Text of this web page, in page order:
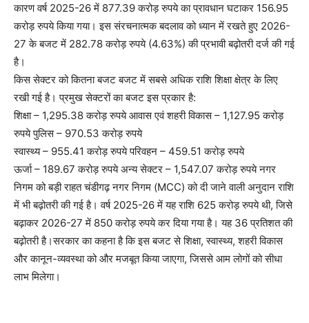
कारण वर्ष 2025-26 में 877.39 करोड़ रुपये का प्रावधान घटाकर 156.95
करोड़ रुपये किया गया। इस संरचनात्मक बदलाव को ध्यान में रखते हुए 2026-
27 के बजट में 282.78 करोड़ रुपये (4.63%) की प्रभावी बढ़ोतरी दर्ज की गई
है।
किस सेक्टर को कितना बजट बजट में सबसे अधिक राशि शिक्षा क्षेत्र के लिए
रखी गई है। प्रमुख सेक्टरों का बजट इस प्रकार है:
शिक्षा – 1,295.38 करोड़ रुपये आवास एवं शहरी विकास – 1,127.95 करोड़
रुपये पुलिस – 970.53 करोड़ रुपये
स्वास्थ्य – 955.41 करोड़ रुपये परिवहन – 459.51 करोड़ रुपये
ऊर्जा – 189.67 करोड़ रुपये अन्य सेक्टर – 1,547.07 करोड़ रुपये नगर
निगम को बड़ी राहत चंडीगढ़ नगर निगम (MCC) को दी जाने वाली अनुदान राशि
में भी बढ़ोतरी की गई है। वर्ष 2025-26 में यह राशि 625 करोड़ रुपये थी, जिसे
बढ़ाकर 2026-27 में 850 करोड़ रुपये कर दिया गया है। यह 36 प्रतिशत की
बढ़ोतरी है।सरकार का कहना है कि इस बजट से शिक्षा, स्वास्थ्य, शहरी विकास
और कानून-व्यवस्था को और मजबूत किया जाएगा, जिससे आम लोगों को सीधा
लाभ मिलेगा।